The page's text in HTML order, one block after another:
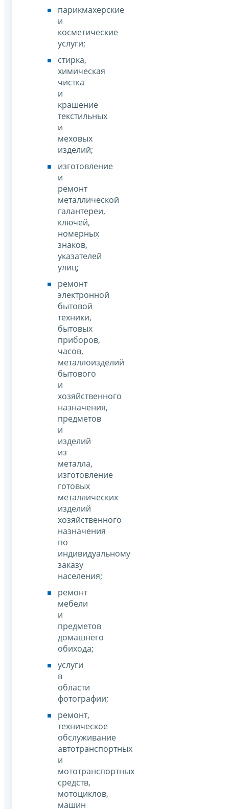
парикмахерские
и
косметические
услуги;
стирка,
химическая
чистка
и
крашение
текстильных
и
меховых
изделий;
изготовление
и
ремонт
металлической
галантереи,
ключей,
номерных
знаков,
указателей
улиц;
ремонт
электронной
бытовой
техники,
бытовых
приборов,
часов,
металлоизделий
бытового
и
хозяйственного
назначения,
предметов
и
изделий
из
металла,
изготовление
готовых
металлических
изделий
хозяйственного
назначения
по
индивидуальному
заказу
населения;
ремонт
мебели
и
предметов
домашнего
обихода;
услуги
в
области
фотографии;
ремонт,
техническое
обслуживание
автотранспортных
и
мототранспортных
средств,
мотоциклов,
машин